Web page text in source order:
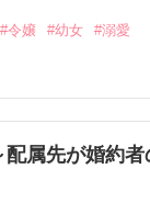
#令嬢 #幼女 #溺愛
属先が婚約